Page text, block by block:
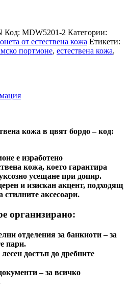
Код: MDW5201-2 Категории:
от естествена кожа Етикети:
портмоне, естествена кожа,
кожа в цвят бордо – код:
е изработено
кожа, което гарантира
усещане при допир.
и изискан акцент, подходящ
стилните аксесоари.
организирано:
отделения за банкноти – за
пари.
лесен достъп до дребните
– за всичко